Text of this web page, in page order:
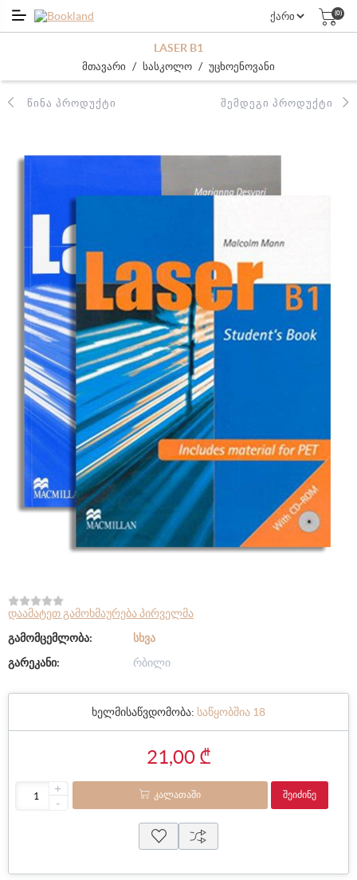
(0)
LASER B1
მთავარი / სასკოლო / უცხოენოვანი
ᲬᲘᲜᲐ ᲞᲠᲝᲓᲣᲥᲢᲘ ᲨᲔᲛᲓᲔᲒᲘ ᲞᲠᲝᲓᲣᲥᲢᲘ
დაამატეთ გამოხმაურება პირველმა
გამომცემლობა:
ᲡᲮᲕᲐ
გარეკანი:
რბილი
ხელმისაწვდომობა: საწყობშია 18
21,00 ₾
+
-
ᲙᲐᲚᲐᲗᲐᲨᲘ ᲨᲔᲘᲫᲘᲜᲔ